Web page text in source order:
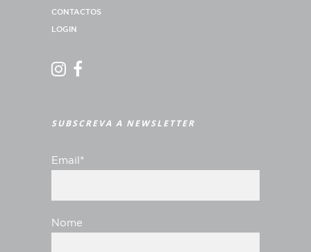
CONTACTOS
LOGIN
SUBSCREVA A NEWSLETTER
Email*
Nome